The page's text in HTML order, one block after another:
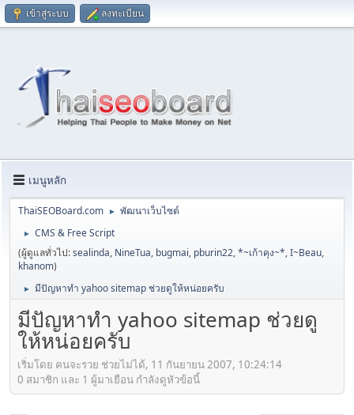
เข้าสู่ระบบ ลงทะเบียน
เมนูหลัก
ThaiSEOBoard.com ► พัฒนาเว็บไซต์
►
CMS & Free Script
(ผู้ดูแลทั่วไป:sealinda, NineTua, bugmai, pburin22,*~เก้าคุง~*,I~Beau,
khanom)
► มีปัญหาทำ yahoo sitemap ช่วยดูให้หน่อยครับ
มีปัญหาทำ yahoo sitemap ช่วยดู
ให้หน่อยครับ
เริ่มโดย คนจะรวย ช่วยไม่ได้, 11 กันยายน 2007, 10:24:14
0 สมาชิก และ 1 ผู้มาเยือน กำลังดูหัวข้อนี้